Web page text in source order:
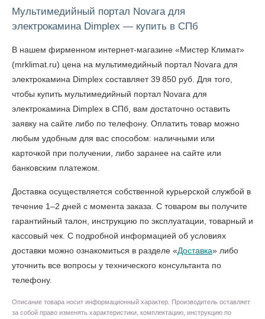
Мультимедийный портал Novara для
электрокамина Dimplex — купить в СПб
В нашем фирменном интернет-магазине «Мистер Климат»
(mrklimat.ru) цена на мультимедийный портал Novara для
электрокамина Dimplex составляет 39 850 руб. Для того,
чтобы купить мультимедийный портал Novara для
электрокамина Dimplex в СПб , вам достаточно оставить
заявку на сайте либо по телефону. Оплатить товар можно
любым удобным для вас способом: наличными или
карточкой при получении, либо заранее на сайте или
банковским платежом.
Доставка осуществляется собственной курьерской службой в
течение 1–2 дней с момента заказа. С товаром вы получите
гарантийный талон, инструкцию по эксплуатации, товарный и
кассовый чек. С подробной информацией об условиях
доставки можно ознакомиться в разделе «Доставка» либо
уточнить все вопросы у технического консультанта по
телефону.
Описание товара носит информационный характер. Производитель оставляет
за собой право изменять характеристики, комплектацию, инструкцию по